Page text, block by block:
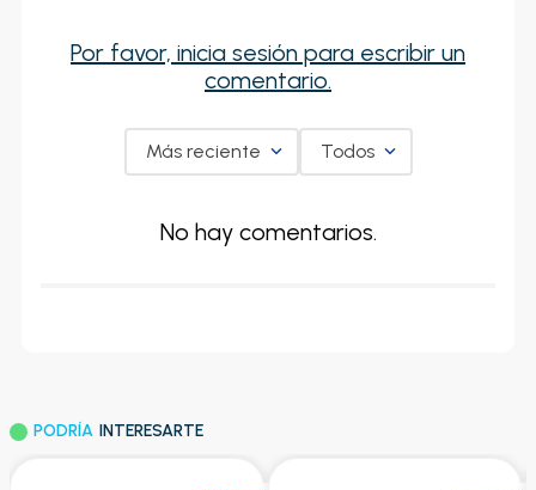
Por favor, inicia sesión para escribir un
comentario.
Más reciente Todos
No hay comentarios.
PODRÍA INTERESARTE